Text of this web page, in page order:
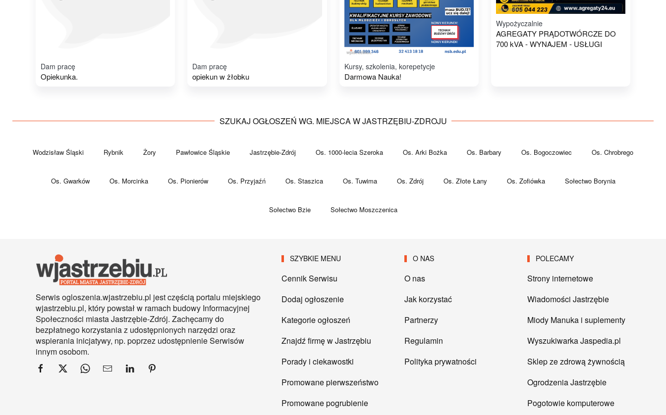
Dam pracę
Opiekunka.
Dam pracę
opiekun w żłobku
Kursy, szkolenia, korepetycje
Darmowa Nauka!
Wypożyczalnie
AGREGATY PRĄDOTWÓRCZE DO
700 kVA - WYNAJEM - USŁUGI
SZUKAJ OGŁOSZEŃ WG. MIEJSCA W JASTRZĘBIU-ZDROJU
Wodzisław Śląski Rybnik Żory Pawłowice Śląskie Jastrzębie-Zdrój Os. 1000-lecia Szeroka Os. Arki Bożka Os. Barbary Os. Bogoczowiec Os. Chrobrego
Os. Gwarków Os. Morcinka Os. Pionierów Os. Przyjaźń Os. Staszica Os. Tuwima Os. Zdrój Os. Złote Łany Os. Zofiówka Sołectwo Borynia
Sołectwo Bzie Sołectwo Moszczenica
Serwis ogloszenia.wjastrzebiu.pl jest częścią portalu miejskiego
wjastrzebiu.pl, który powstał w ramach budowy Informacyjnej
Społeczności miasta Jastrzębie-Zdrój. Zachęcamy do
bezpłatnego korzystania z udostępnionych narzędzi oraz
wspierania inicjatywy, np. poprzez udostępnienie Serwisów
innym osobom.
SZYBKIE MENU
Cennik Serwisu
Dodaj ogłoszenie
Kategorie ogłoszeń
Znajdź firmę w Jastrzębiu
Porady i ciekawostki
Promowane pierwszeństwo
Promowane pogrubienie
O NAS
O nas
Jak korzystać
Partnerzy
Regulamin
Polityka prywatności
POLECAMY
Strony internetowe
Wiadomości Jastrzębie
Miody Manuka i suplementy
Wyszukiwarka Jaspedia.pl
Sklep ze zdrową żywnością
Ogrodzenia Jastrzębie
Pogotowie komputerowe